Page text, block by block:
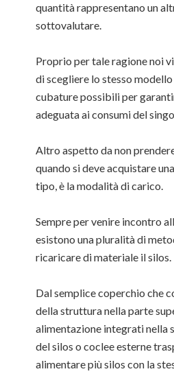
quantità rappresentano un
sottovalutare.
Proprio per tale ragione noi
di scegliere lo stesso
cubature possibili per
adeguata ai consumi del
Altro aspetto da non
quando si deve acquistare
tipo, è la modalità di carico.
Sempre per venire incontro
esistono una pluralità di
ricaricare di materiale il silos.
Dal semplice coperchio che
della struttura nella parte
alimentazione integrati nella
del silos o coclee esterne
alimentare più silos con la